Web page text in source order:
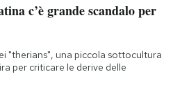
c’è grande scandalo per
"therians", una piccola sottocultura
per criticare le derive delle